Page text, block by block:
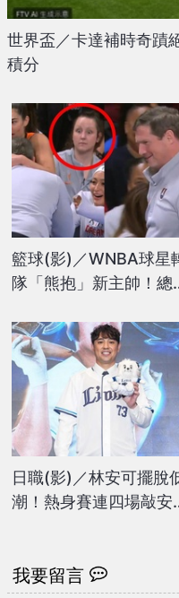
世界盃／卡達補時奇
積分
籃球(影)／WNBA球星
隊「熊抱」新主帥！總
呆
日職(影)／林安可擺脫
潮！熱身賽連四場敲安
我要留言